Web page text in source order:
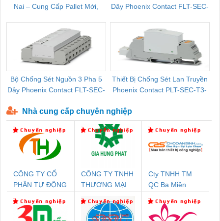
Nai – Cung Cấp Pallet Mới,
Dây Phoenix Contact FLT-SEC-
Bộ Chống Sét Nguồn 3 Pha 5
Dây Phoenix Contact FLT-SEC-
Thiết Bị Chống Sét Lan Truyền
Phoenix Contact PLT-SEC-T3-
Nhà cung cấp chuyên nghiệp
CÔNG TY CỔ
PHẦN TỰ ĐỘNG
CÔNG TY TNHH
THƯƠNG MẠI
THUẬT ĐIỆN CƠ
GIA HƯNG
Cty TNHH TM
QC Ba Miền